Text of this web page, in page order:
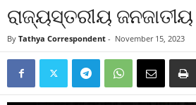
ରାଜ୍ୟସ୍ତରୀୟ
By Tathya Correspondent - November 15, 2023